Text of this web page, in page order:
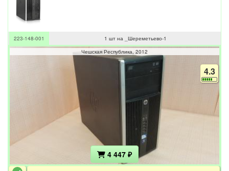
223-148-001
1 шт на _Шереметьево-1
Чешская Республика 2012
4.3
4 447 ₽